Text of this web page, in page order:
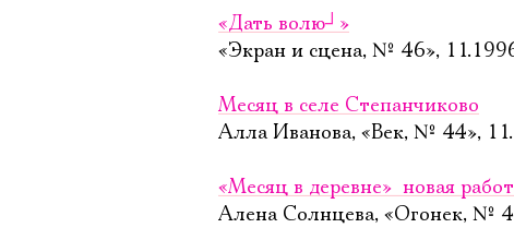
«Дать волю┘ »
«Экран и сцена, № 46»,
Месяц в селе Степанчиково
Алла Иванова, «Век, № 44»,
«Месяц в деревне»  новая
Алена Солнцева, «Огонек, №